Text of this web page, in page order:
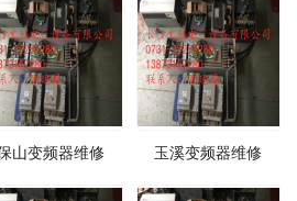
山变频器维修 玉溪变频器维修